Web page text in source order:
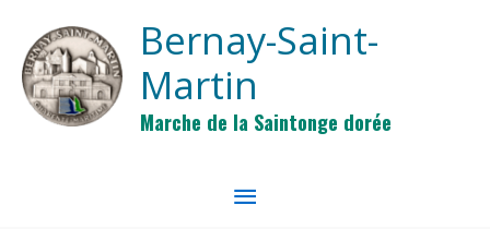
Bernay-Saint-
Martin
Marche de la Saintonge dorée
MENU